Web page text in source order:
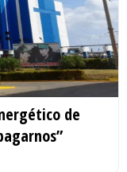
de